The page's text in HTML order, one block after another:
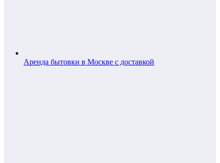
Аренда бытовки в Москве с доставкой